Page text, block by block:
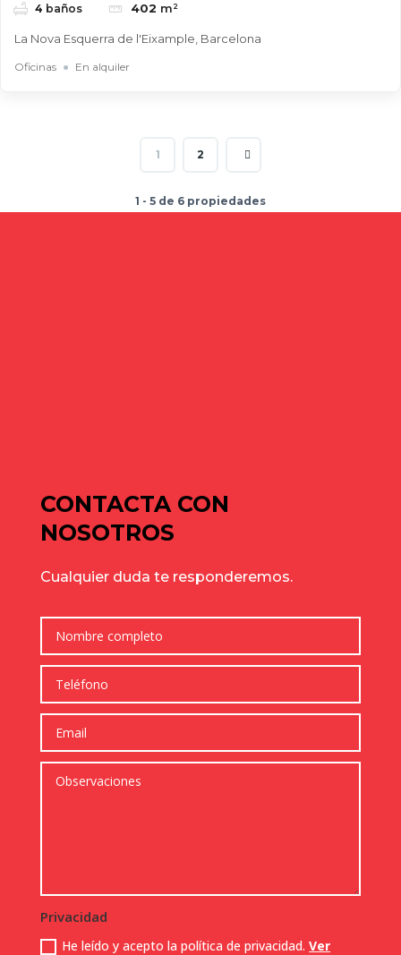
4 baños 402 m²
La Nova Esquerra de l'Eixample, Barcelona
Oficinas En alquiler
1 2
1 - 5 de 6 propiedades
CONTACTA CON
NOSOTROS
Cualquier duda te responderemos.
Privacidad
He leído y acepto la política de privacidad.Ver